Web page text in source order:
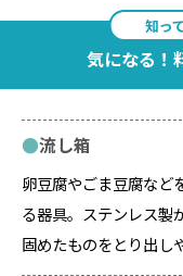
知っ
気になる！
流し箱
卵豆腐やごま豆腐など
る器具。ステンレス製
固めたものをとり出し